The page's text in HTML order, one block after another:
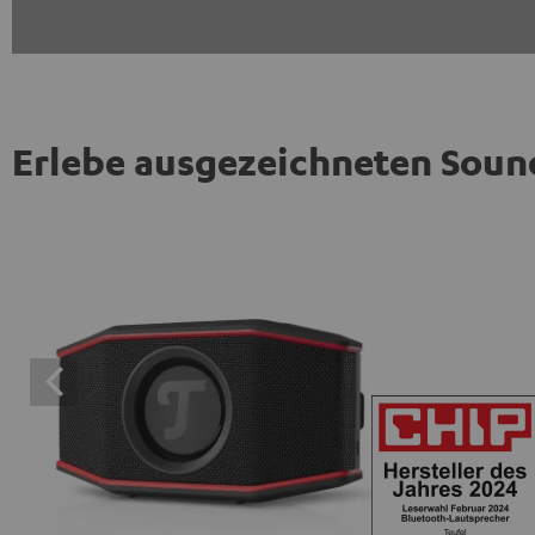
Erlebe ausgezeichneten